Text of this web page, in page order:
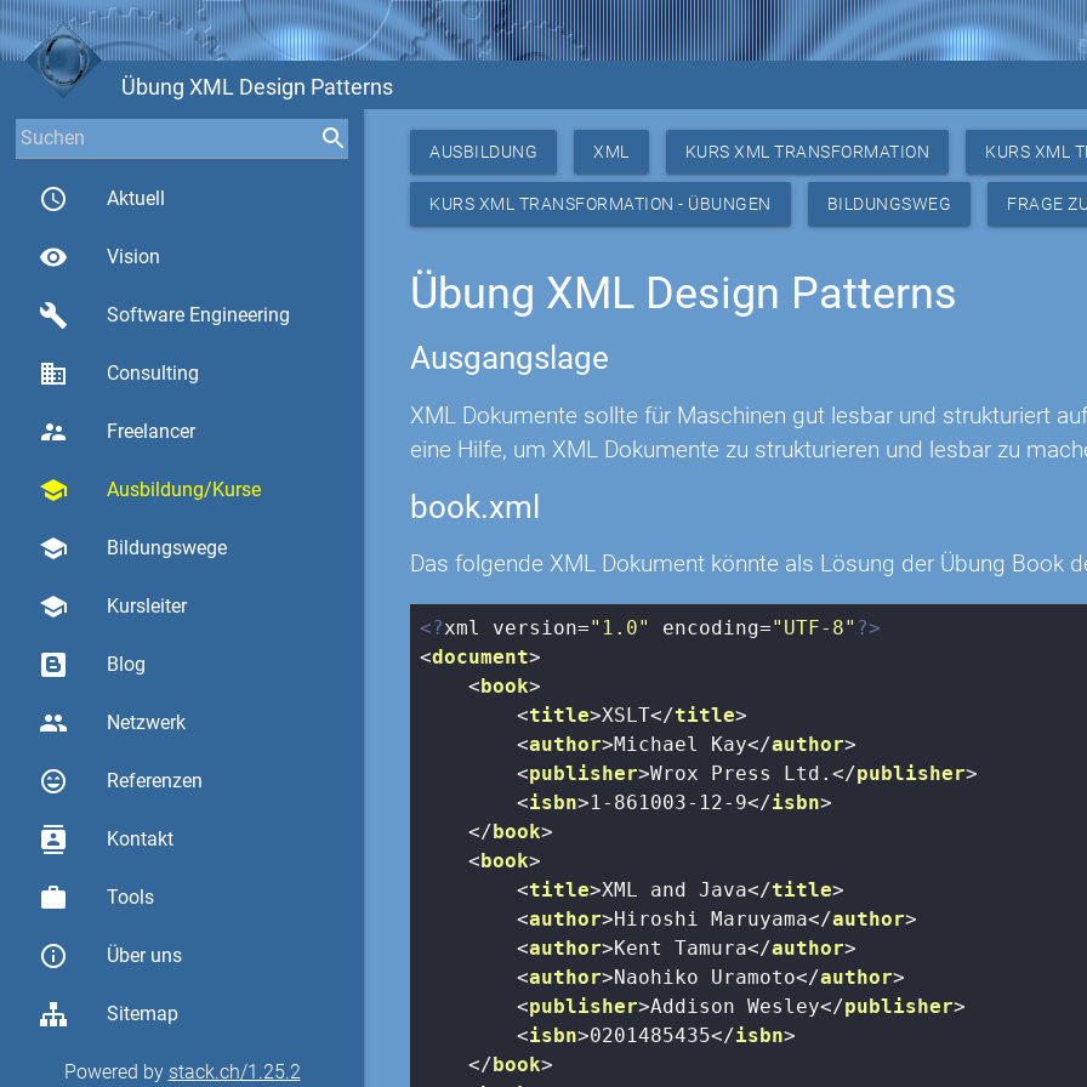
Übung XML Design Patterns
access_time Aktuell
visibility Vision
build Software Engineering
business Consulting
supervisor_account Freelancer
school Ausbildung/Kurse
school Bildungswege
school Kursleiter
Blog
group Netzwerk
sentiment_very_satisfied Referenzen
contacts Kontakt
work Tools
info_outline Über uns
Sitemap
Powered by stack.ch/1.25.2
AUSBILDUNG XML KURS XML TRANSFORMATION KURS XML
KURS XML TRANSFORMATION - ÜBUNGEN BILDUNGSWEG FRAGE
Übung XML Design Patterns
Ausgangslage
XML Dokumente sollte für Maschinen gut lesbar und strukturiert
eine Hilfe, um XML Dokumente zu strukturieren und lesbar zu
book.xml
Das folgende XML Dokument könnte als Lösung der Übung Book
<?xml version="1.0" encoding="UTF-8" ?>
<document>
< book>
<title>XSLT</title>
<author>Michael Kay</author>
<publisher>Wrox Press Ltd.</publisher>
<isbn>1-861003-12-9</isbn>
</ book>
< book>
<title>XML and Java</title>
<author>Hiroshi Maruyama</author>
<author>Kent Tamura</author>
<author>Naohiko Uramoto</author>
<publisher>Addison Wesley</publisher>
<isbn>0201485435</isbn>
</ book>